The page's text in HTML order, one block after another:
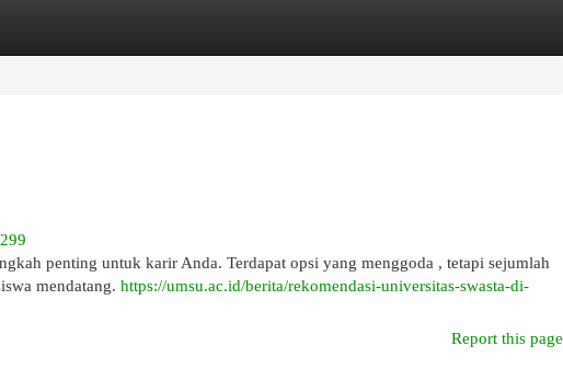
penting untuk karir Anda. Terdapat opsi yang menggoda , tetapi sejumlah
mendatang. https://umsu.ac.id/berita/rekomendasi-universitas-swasta-di-
Report this page